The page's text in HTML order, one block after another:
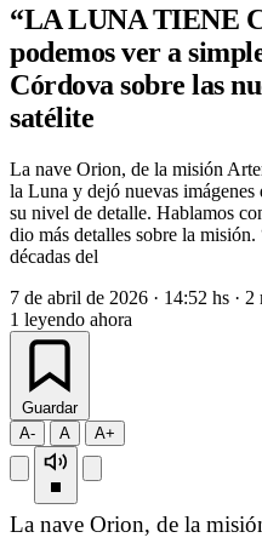
“LA LUNA TIENE
podemos ver a
Córdova sobre las
satélite
La nave Orion, de la misión
la Luna y dejó nuevas
su nivel de detalle. Hablamos
dio más detalles sobre la
décadas del
7 de abril de 2026 · 14:52 hs · 2
1 leyendo ahora
Guardar
A-
A A+
La nave Orion, de la